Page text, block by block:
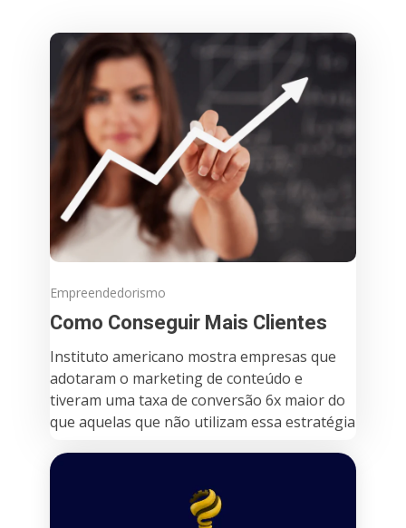
Empreendedorismo
Como Conseguir Mais Clientes
Instituto americano mostra empresas que
adotaram o marketing de conteúdo e
tiveram uma taxa de conversão 6x maior do
que aquelas que não utilizam essa estratégia